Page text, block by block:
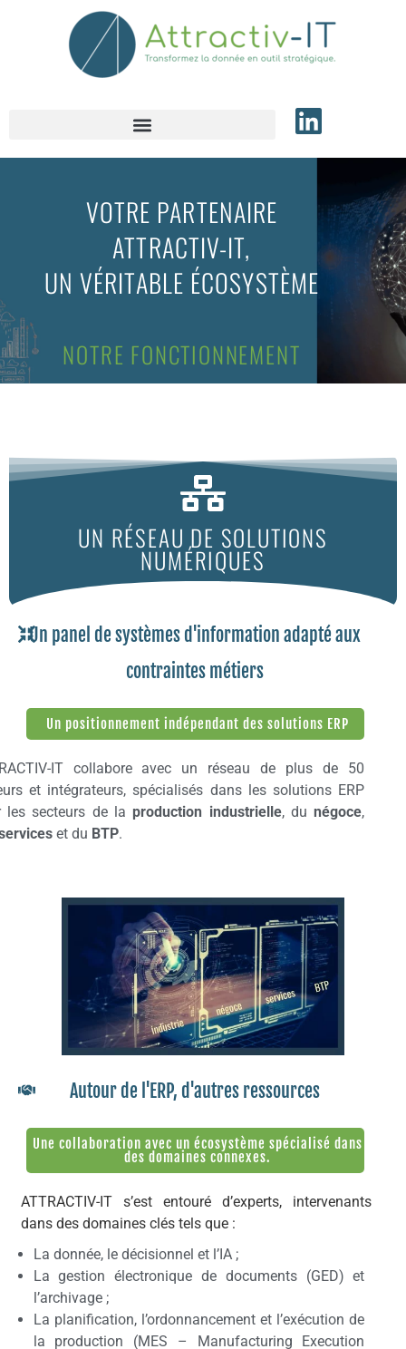
VOTRE PARTENAIRE
ATTRACTIV-IT,
UN VÉRITABLE ÉCOSYSTÈME
NOTRE FONCTIONNEMENT
UN RÉSEAU DE SOLUTIONS
NUMÉRIQUES
Un panel de systèmes d'information adapté aux
contraintes métiers
Un positionnement indépendant des solutions ERP
IT collabore avec un réseau de plus de 50
et intégrateurs, spécialisés dans les solutions ERP
les secteurs de la production industrielle, dunégoce,
et du BTP.
Autour de l'ERP, d'autres ressources
Une collaboration avec un écosystème spécialisé dans
des domaines connexes.
ATTRACTIV-IT s’est entouré d’experts, intervenants
dans des domaines clés tels que :
La donnée, le décisionnel et l’IA ;
La gestion électronique de documents (GED) et
l’archivage ;
La planification, l’ordonnancement et l’exécution de
la production (MES – Manufacturing Execution